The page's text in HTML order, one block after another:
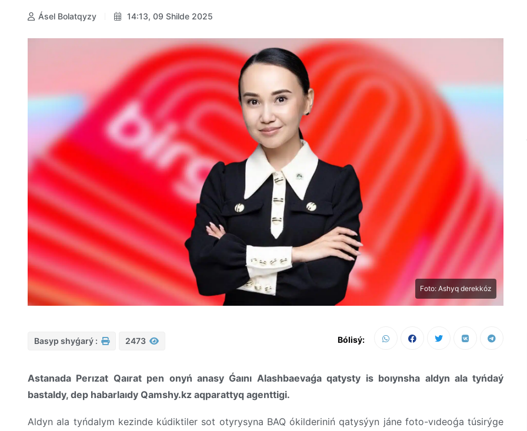
Ásel Bolatqyzy 14:13, 09 Shilde 2025
Foto: Ashyq derekkóz
Basyp shyǵarý : 2473 Bólisý:
Astanada Perızat Qaırat pen onyń anasy Ǵaını Alashbaevaǵa qatysty is boıynsha aldyn ala tyńdaý
bastaldy, dep habarlaıdy Qamshy.kz aqparattyq agenttigi.
Aldyn ala tyńdalym kezinde kúdiktiler sot otyrysyna BAQ ókilderiniń qatysýyn jáne foto-vıdeoǵa túsirýge